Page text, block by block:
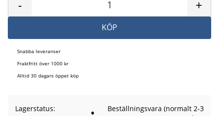
+
-
KÖP
Snabba leveranser
Fraktfritt över 1000 kr
Alltid 30 dagars öppet köp
Lagerstatus
Beställningsvara (normalt 2-3